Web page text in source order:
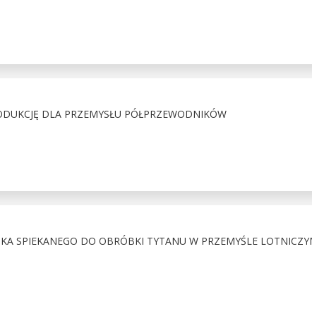
DLA PRZEMYSŁU PÓŁPRZEWODNIKÓW
SPIEKANEGO DO OBRÓBKI TYTANU W PRZEMYŚLE